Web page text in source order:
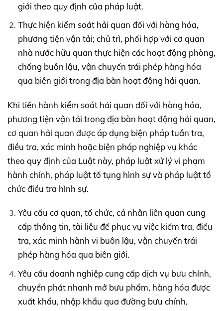
giới theo quy định của pháp luật.
Thực hiện kiểm soát hải quan đối với hàng hóa,
phương tiện vận tải; chủ trì, phối hợp với cơ quan
nhà nước hữu quan thực hiện các hoạt động phòng,
chống buôn lậu, vận chuyển trái phép hàng hóa
qua biên giới trong địa bàn hoạt động hải quan.
Khi tiến hành kiểm soát hải quan đối với hàng hóa,
phương tiện vận tải trong địa bàn hoạt động hải quan,
cơ quan hải quan được áp dụng biện pháp tuần tra,
điều tra, xác minh hoặc biện pháp nghiệp vụ khác
theo quy định của Luật này, pháp luật xử lý vi phạm
hành chính, pháp luật tố tụng hình sự và pháp luật tổ
chức điều tra hình sự.
Yêu cầu cơ quan, tổ chức, cá nhân liên quan cung
cấp thông tin, tài liệu để phục vụ việc kiểm tra, điều
tra, xác minh hành vi buôn lậu, vận chuyển trái
phép hàng hóa qua biên giới.
Yêu cầu doanh nghiệp cung cấp dịch vụ bưu chính,
chuyển phát nhanh mở bưu phẩm, hàng hóa được
xuất khẩu, nhập khẩu qua đường bưu chính,